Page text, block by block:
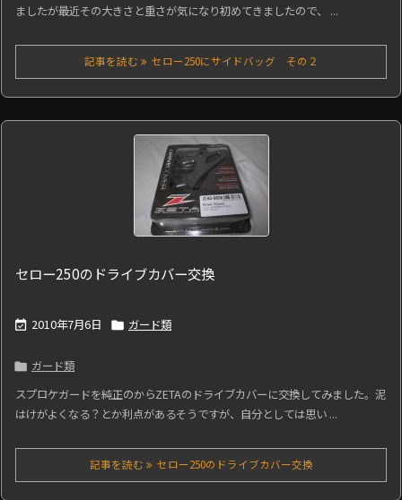
ましたが最近その大きさと重さが気になり初めてきましたので、 ...
記事を読む セロー250にサイドバッグ その２
セロー250のドライブカバー交換
 2010年7月6日  ガード類
 ガード類
スプロケガードを純正のからZETAのドライブカバーに交換してみました。泥
はけがよくなる？とか利点があるそうですが、自分としては思い ...
記事を読む セロー250のドライブカバー交換